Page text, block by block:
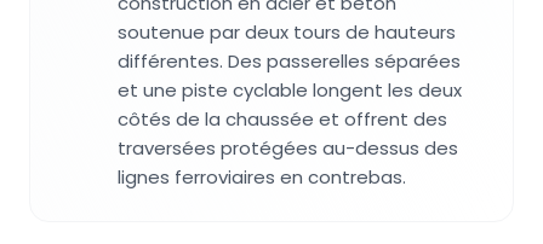
soutenue par deux tours de hauteurs
différentes. Des passerelles séparées
et une piste cyclable longent les deux
côtés de la chaussée et offrent des
traversées protégées au-dessus des
lignes ferroviaires en contrebas.